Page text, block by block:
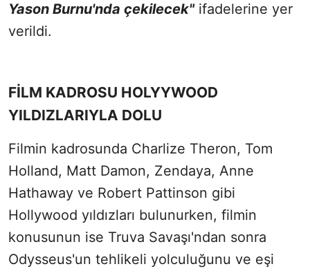
Yason Burnu'nda çekilecek"ifadelerine yer
verildi.
FİLM KADROSU HOLYYWOOD
YILDIZLARIYLA DOLU
Filmin kadrosunda Charlize Theron, Tom
Holland, Matt Damon, Zendaya, Anne
Hathaway ve Robert Pattinson gibi
Hollywood yıldızları bulunurken, filmin
konusunun ise Truva Savaşı'ndan sonra
Odysseus'un tehlikeli yolculuğunu ve eşi